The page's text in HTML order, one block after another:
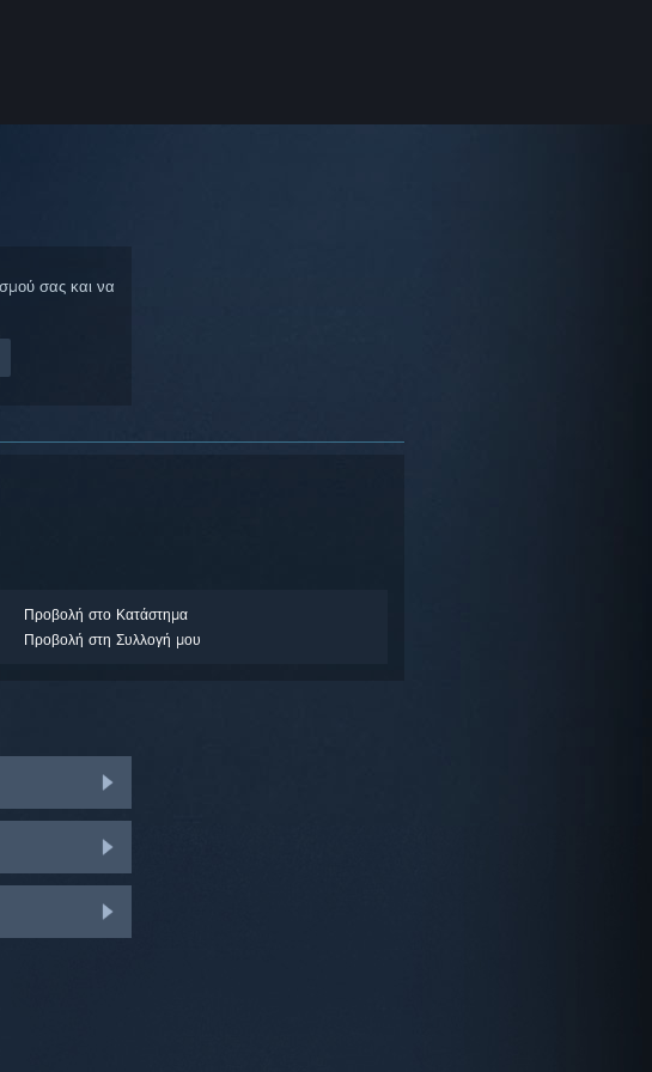
σας και να
Προβολή στο Κατάστημα
Προβολή στη Συλλογή μου